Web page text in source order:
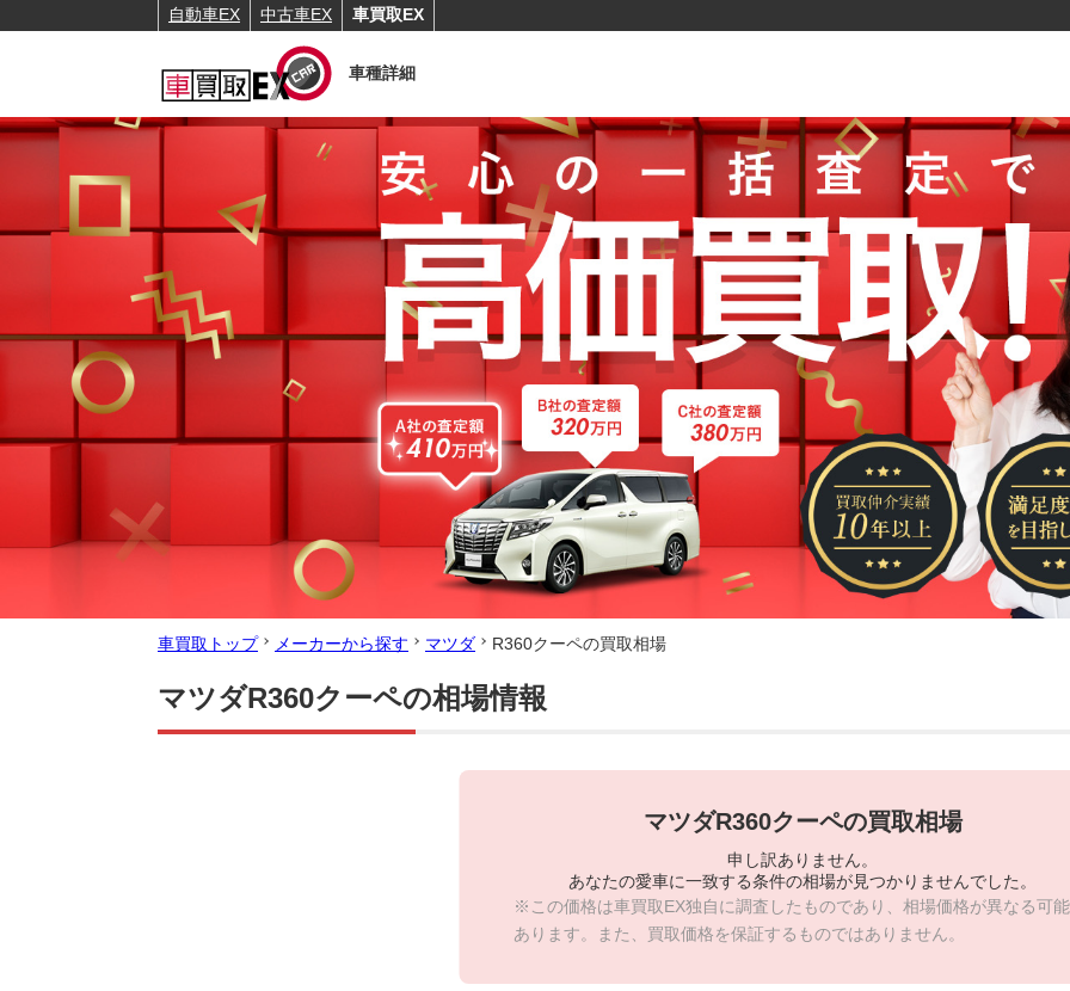
自動車EX 中古車EX 車買取EX
車種詳細
車買取トップ メーカーから探す マツダ R360クーペの買取相場
マツダR360クーペの相場情報
マツダR360クーペの買取相場
申し訳ありません。
あなたの愛車に一致する条件の相場が見つかりませんでした。
※この価格は車買取EX独自に調査したものであり、相場価格が異なる可
あります。また、買取価格を保証するものではありません。